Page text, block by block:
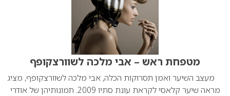
מטפחת ראש – אבי מלכה לשוורצקופף
מעצב השיער ואמן תסרוקות הכלה, אבי מלכה לשוורצקופף, מציג
מראה שיער קלאסי לקראת עונת סתיו 2009. תמונותיהן של אודרי